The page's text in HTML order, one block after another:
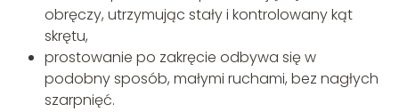
obręczy, utrzymując stały i kontrolowany kąt
skrętu,
prostowanie po zakręcie odbywa się w
podobny sposób, małymi ruchami, bez nagłych
szarpnięć.